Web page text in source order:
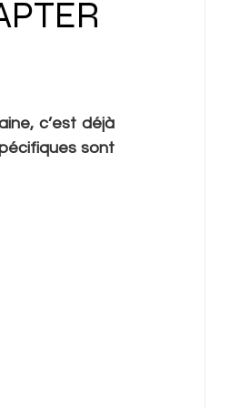
c’est déjà
sont